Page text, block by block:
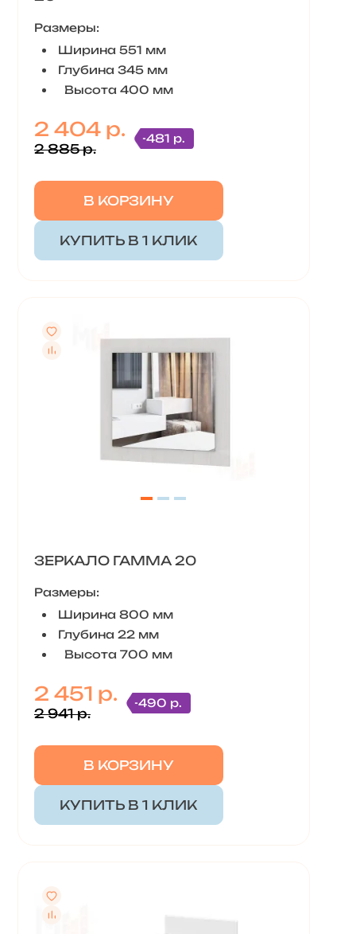
Размеры:
Ширина 551 мм
Глубина 345 мм
Высота 400 мм
2 404 р.
2 885 р.
-481 р.
В КОРЗИНУ
КУПИТЬ В 1 КЛИК
ЗЕРКАЛО ГАММА 20
Размеры:
Ширина 800 мм
Глубина 22 мм
Высота 700 мм
2 451 р.
2 941 р.
-490 р.
В КОРЗИНУ
КУПИТЬ В 1 КЛИК